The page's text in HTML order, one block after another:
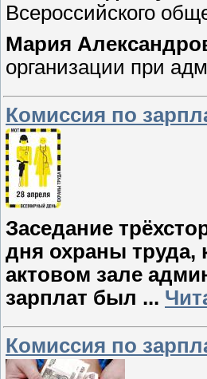
Всероссийского
Мария
организации при
Комиссия по
Заседание
дня охраны труда,
актовом зале
зарплат был ...
Комиссия по